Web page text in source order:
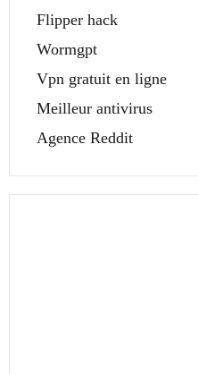
Flipper hack
Wormgpt
Vpn gratuit en ligne
Meilleur antivirus
Agence Reddit